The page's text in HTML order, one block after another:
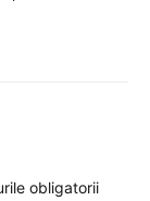
obligatorii